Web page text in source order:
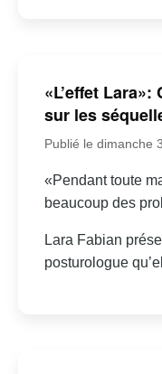
«L’effet
sur les
Publié le dimanche
«Pendant toute
beaucoup des
Lara Fabian
posturologue